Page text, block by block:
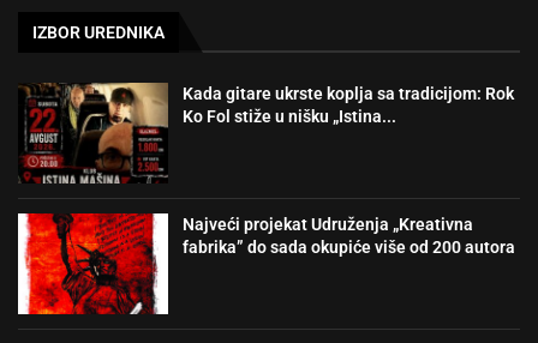
IZBOR UREDNIKA
Kada gitare ukrste koplja sa tradicijom: Rok
Ko Fol stiže u nišku „Istina...
Najveći projekat Udruženja „Kreativna
fabrika” do sada okupiće više od 200 autora